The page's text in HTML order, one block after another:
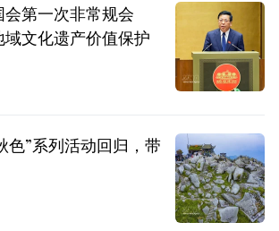
第一次非常规会
文化遗产价值保护
”系列活动回归，带